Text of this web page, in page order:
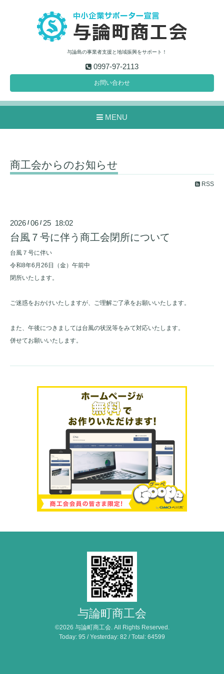
与論島の事業者支援と地域振興をサポート！
0997-97-2113
お問い合わせ
MENU
商工会からのお知らせ
RSS
2026 /06 / 25 18:02
台風７号に伴う商工会閉所について
台風７号に伴い
令和8年6月26日（金）午前中
閉所いたします。
ご迷惑をおかけいたしますが、ご理解ご了承をお願いいたします。
また、午後につきましては台風の状況等をみて対応いたします。
併せてお願いいたします。
与論町商工会
©2026 与論町商工会. All Rights Reserved.
Today: 95 / Yesterday: 82 / Total: 64599